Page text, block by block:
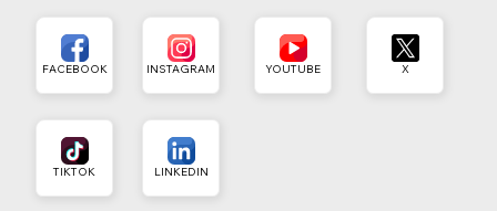
FACEBOOK INSTAGRAM YOUTUBE
LINKEDIN
X
TIKTOK